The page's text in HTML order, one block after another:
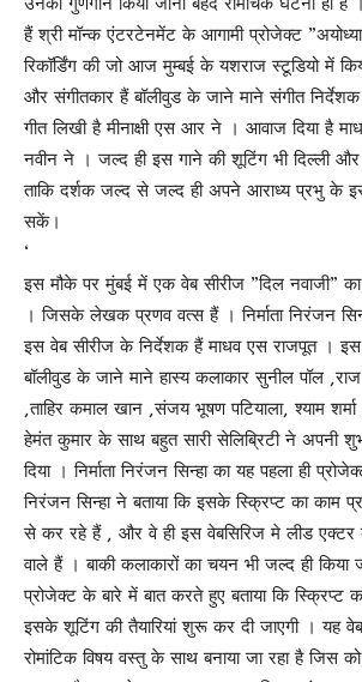
हैं श्री मॉन्क एंटरटेनमेंट के आगामी प्रोजेक्ट
रिकॉर्डिंग की जो आज मुम्बई के यशराज स्टूडियो में
और संगीतकार हैं बॉलीवुड के जाने माने संगीत
गीत लिखी है मीनाक्षी एस आर ने । आवाज दिया है
नवीन ने । जल्द ही इस गाने की शूटिंग भी दिल्ली और
ताकि दर्शक जल्द से जल्द ही अपने आराध्य प्रभु
सकें।
‘
इस मौके पर मुंबई में एक वेब सीरीज ”दिल नवाजी” का
। जिसके लेखक प्रणव वत्स हैं । निर्माता निरंजन
इस वेब सीरीज के निर्देशक हैं माधव एस राजपूत ।
बॉलीवुड के जाने माने हास्य कलाकार सुनील पॉल
,ताहिर कमाल खान ,संजय भूषण पटियाला, श्याम
हेमंत कुमार के साथ बहुत सारी सेलिब्रिटी ने अपनी
दिया । निर्माता निरंजन सिन्हा का यह पहला ही
निरंजन सिन्हा ने बताया कि इसके स्क्रिप्ट का काम
से कर रहे हैं , और वे ही इस वेबसिरिज मे लीड एक्टर
वाले हैं । बाकी कलाकारों का चयन भी जल्द ही किया
प्रोजेक्ट के बारे में बात करते हुए बताया कि स्क्रिप्ट
इसके शूटिंग की तैयारियां शुरू कर दी जाएगी । यह
रोमांटिक विषय वस्तु के साथ बनाया जा रहा है जिस